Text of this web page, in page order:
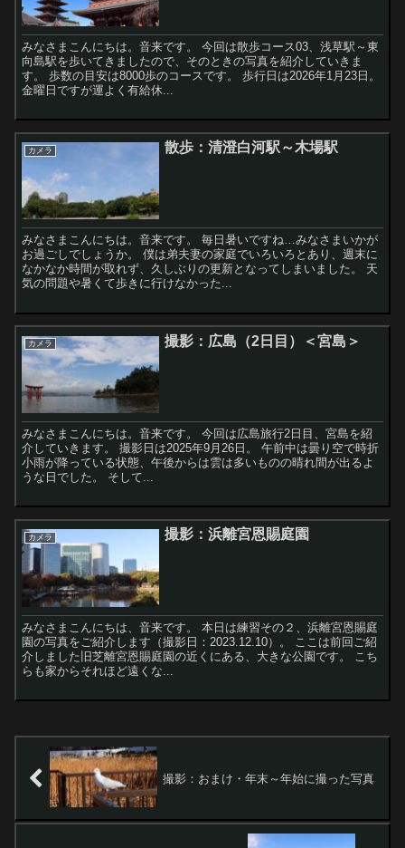
みなさまこんにちは。音来です。 今回は散歩コース03、浅草駅～東
向島駅を歩いてきましたので、そのときの写真を紹介していきま
す。 歩数の目安は8000歩のコースです。 歩行日は2026年1月23日。
金曜日ですが運よく有給休...
カメラ 散歩：清澄白河駅～木場駅
みなさまこんにちは。音来です。 毎日暑いですね…みなさまいかが
お過ごしでしょうか。 僕は弟夫妻の家庭でいろいろとあり、週末に
なかなか時間が取れず、久しぶりの更新となってしまいました。 天
気の問題や暑くて歩きに行けなかった...
カメラ 撮影：広島（2日目）＜宮島＞
みなさまこんにちは。音来です。 今回は広島旅行2日目、宮島を紹
介していきます。 撮影日は2025年9月26日。 午前中は曇り空で時折
小雨が降っている状態、午後からは雲は多いものの晴れ間が出るよ
うな日でした。 そして...
カメラ 撮影：浜離宮恩賜庭園
みなさまこんにちは、音来です。 本日は練習その２、浜離宮恩賜庭
園の写真をご紹介します（撮影日：2023.12.10）。 ここは前回ご紹
介しました旧芝離宮恩賜庭園の近くにある、大きな公園です。 こち
らも家からそれほど遠くな...
撮影：おまけ・年末～年始に撮った写真